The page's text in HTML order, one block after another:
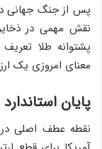
پس از جنگ جهانی
نقش مهمی در
پشتوانه طلا
معنای امروزی یک
پایان